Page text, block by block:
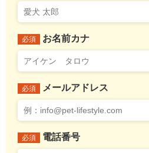
必須 お名前カナ
必須 メールアドレス
必須 電話番号